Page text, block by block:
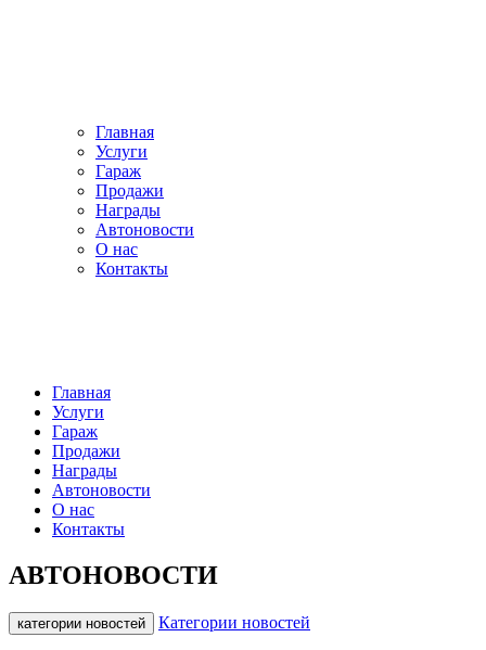
Главная
Услуги
Гараж
Продажи
Награды
Автоновости
О нас
Контакты
Главная
Услуги
Гараж
Продажи
Награды
Автоновости
О нас
Контакты
АВТОНОВОСТИ
категории новостей Категории новостей